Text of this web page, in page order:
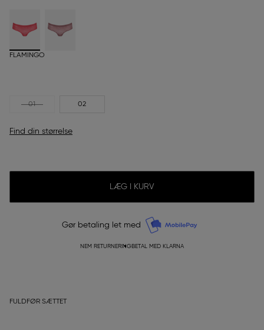
FLAMINGO
01 02
Find din størrelse
LÆG I KURV
Gør betaling let med
NEM RETURNERINGBETAL MED KLARNA
FULDFØR SÆTTET